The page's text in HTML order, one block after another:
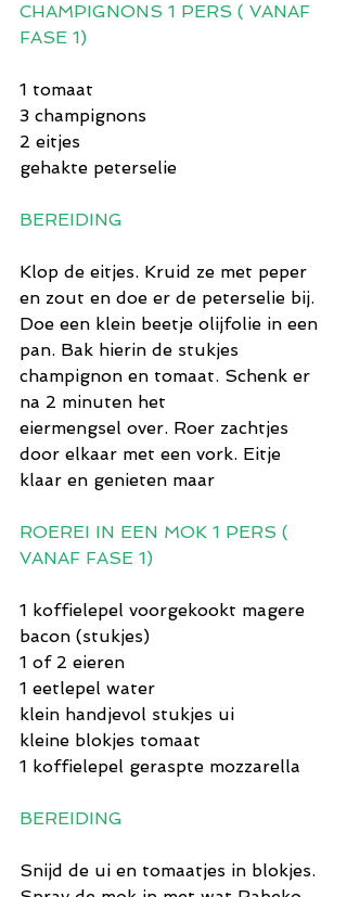
CHAMPIGNONS 1 PERS ( VANAF
FASE 1)
1 tomaat
3 champignons
2 eitjes
gehakte peterselie
BEREIDING
Klop de eitjes. Kruid ze met peper
en zout en doe er de peterselie bij.
Doe een klein beetje olijfolie in een
pan. Bak hierin de stukjes
champignon en tomaat. Schenk er
na 2 minuten het
eiermengsel over. Roer zachtjes
door elkaar met een vork. Eitje
klaar en genieten maar
ROEREI IN EEN MOK 1 PERS (
VANAF FASE 1)
1 koffielepel voorgekookt magere
bacon (stukjes)
1 of 2 eieren
1 eetlepel water
klein handjevol stukjes ui
kleine blokjes tomaat
1 koffielepel geraspte mozzarella
BEREIDING
Snijd de ui en tomaatjes in blokjes.